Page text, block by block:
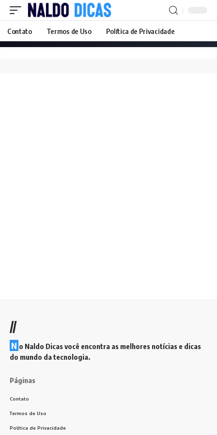
Contato Termos de Uso Política de Privacidade
//
N o Naldo Dicas você encontra as melhores notícias e dicas
do mundo da tecnologia.
Páginas
Contato
Termos de Uso
Política de Privacidade